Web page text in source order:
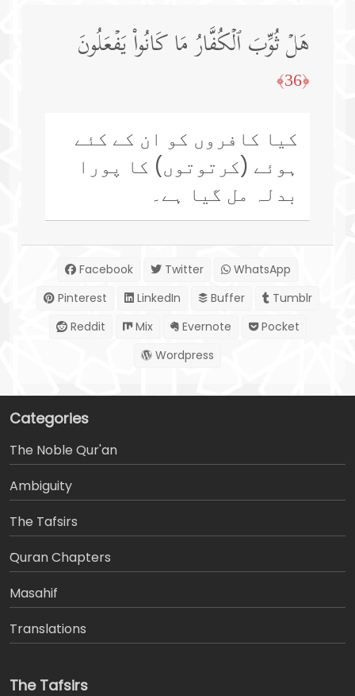
هَلۡ ثُوِّبَ ٱلۡكُفَّارُ مَا كَانُوا۟ یَفۡعَلُونَ
﴿36﴾
کیا کافروں کو ان کے کئے
ہوئے (کرتوتوں) کا پورا
بدلہ مل گیا ہے۔
Facebook Twitter
WhatsApp
Pinterest
LinkedIn Buffer
Tumblr
Reddit
Mix Evernote
Pocket
Wordpress
Categories
The Noble Qur'an
Ambiguity
The Tafsirs
َQuran Chapters
Masahif
Translations
The Tafsirs